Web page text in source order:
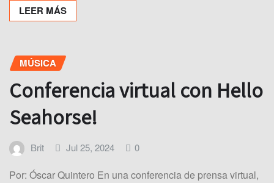
LEER MÁS
MÚSICA
Conferencia virtual con Hello
Seahorse!
Brit Jul 25, 2024 0
Por: Óscar Quintero En una conferencia de prensa virtual,